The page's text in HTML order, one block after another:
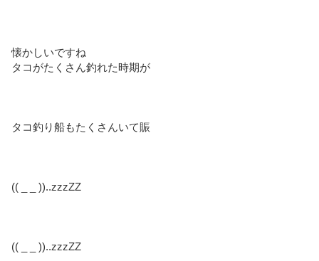
懐かしいですね
タコがたくさん釣れた時期が
タコ釣り船もたくさんいて賑
(( _ _ ))..zzzZZ
(( _ _ ))..zzzZZ